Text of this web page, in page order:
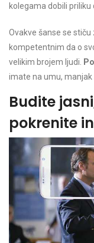
kolegama dobili
Ovakve šanse se
kompetentnim da o
velikim brojem ljudi.
imate na umu,
Budite
pokrenite